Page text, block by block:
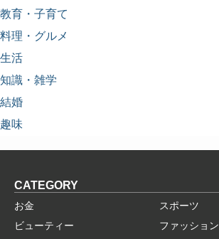
教育・子育て
料理・グルメ
生活
知識・雑学
結婚
趣味
CATEGORY
お金
スポーツ
ビューティー
ファッション